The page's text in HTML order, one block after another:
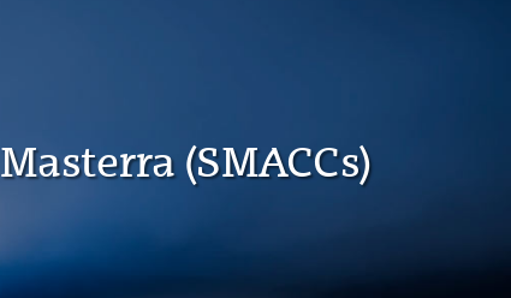
(SMACCs)